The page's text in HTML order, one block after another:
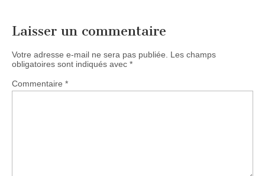
Laisser un commentaire
Votre adresse e-mail ne sera pas publiée.
Les champs
obligatoires sont indiqués avec *
Commentaire *